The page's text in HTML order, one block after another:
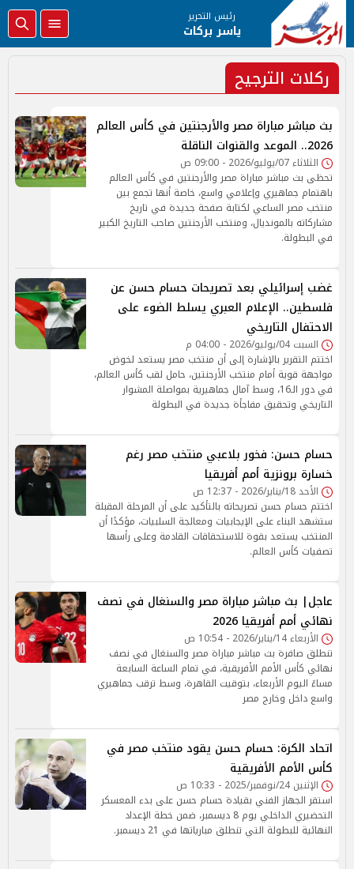
رئيس التحرير
ياسر بركات
ركلات الترجيح
بث مباشر مباراة مصر والأرجنتين في كأس العالم
2026.. الموعد والقنوات الناقلة
الثلاثاء 07/يوليو/2026 - 09:00 ص
تحظى بث مباشر مباراة مصر والأرجنتين في كأس العالم
باهتمام جماهيري وإعلامي واسع، خاصة أنها تجمع بين
منتخب مصر الساعي لكتابة صفحة جديدة في تاريخ
مشاركاته بالمونديال، ومنتخب الأرجنتين صاحب التاريخ الكبير
في البطولة.
غضب إسرائيلي بعد تصريحات حسام حسن عن
فلسطين.. الإعلام العبري يسلط الضوء على
الاحتفال التاريخي
السبت 04/يوليو/2026 - 04:00 م
اختتم التقرير بالإشارة إلى أن منتخب مصر يستعد لخوض
مواجهة قوية أمام منتخب الأرجنتين، حامل لقب كأس العالم،
في دور الـ16، وسط آمال جماهيرية بمواصلة المشوار
التاريخي وتحقيق مفاجأة جديدة في البطولة
حسام حسن: فخور بلاعبي منتخب مصر رغم
خسارة برونزية أمم أفريقيا
الأحد 18/يناير/2026 - 12:37 ص
اختتم حسام حسن تصريحاته بالتأكيد على أن المرحلة المقبلة
ستشهد البناء على الإيجابيات ومعالجة السلبيات، مؤكدًا أن
المنتخب يستعد بقوة للاستحقاقات القادمة وعلى رأسها
تصفيات كأس العالم.
عاجل| بث مباشر مباراة مصر والسنغال في نصف
نهائي أمم أفريقيا 2026
الأربعاء 14/يناير/2026 - 10:54 ص
تنطلق صافرة بث مباشر مباراة مصر والسنغال في نصف
نهائي كأس الأمم الأفريقية، في تمام الساعة السابعة
مساءً اليوم الأربعاء، بتوقيت القاهرة، وسط ترقب جماهيري
واسع داخل وخارج مصر
اتحاد الكرة: حسام حسن يقود منتخب مصر في
كأس الأمم الأفريقية
الإثنين 24/نوفمبر/2025 - 10:33 ص
استقر الجهاز الفني بقيادة حسام حسن على بدء المعسكر
التحضيري الداخلي يوم 8 ديسمبر، ضمن خطة الإعداد
النهائية للبطولة التي تنطلق مبارياتها في 21 ديسمبر.